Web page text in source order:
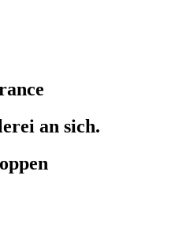
an sich.